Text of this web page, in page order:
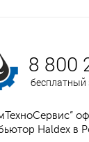
8 800
бесплатный
Haldex в